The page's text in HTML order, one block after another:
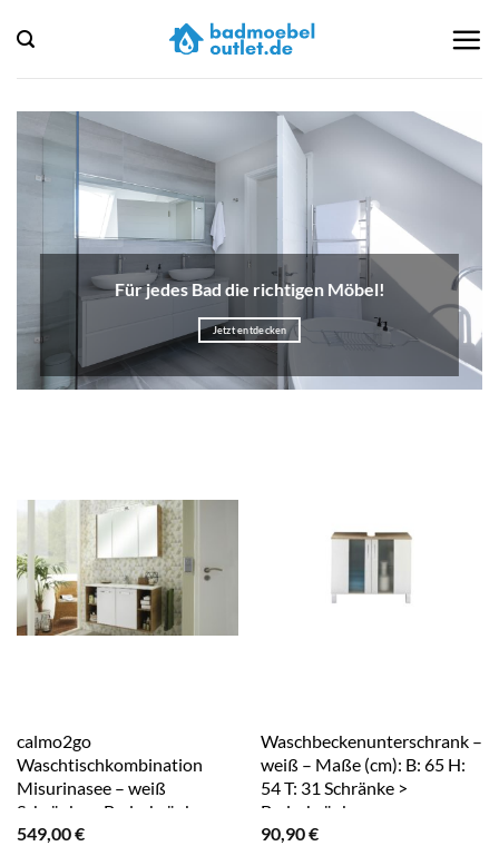
Inhalt
springen
Für jedes Bad die richtigen Möbel!
Jetzt entdecken
calmo2go
Waschtischkombination
Misurinasee – weiß
Schränke > Badschränke >
Komplett-
549,00€
Waschbeckenunterschrank –
weiß – Maße (cm): B: 65 H:
54 T: 31 Schränke >
Badschränke >
Waschbecken-
90,90€